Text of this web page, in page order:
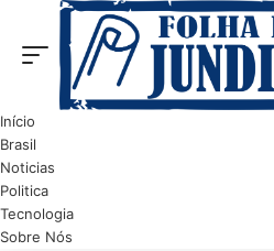
Início
Brasil
Noticias
Politica
Tecnologia
Sobre Nós